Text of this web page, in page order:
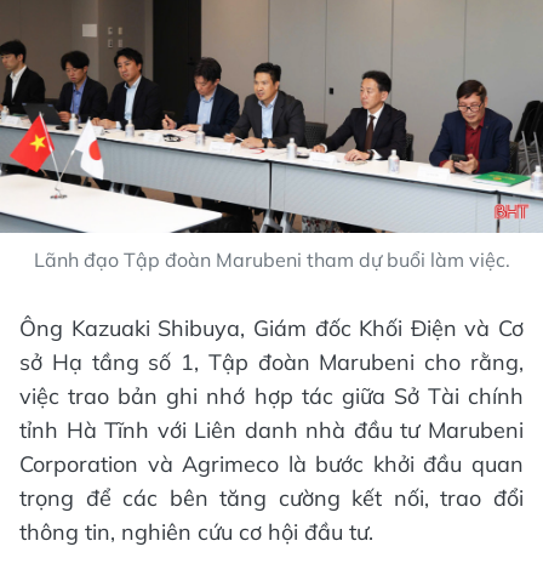
Lãnh đạo Tập đoàn Marubeni tham dự buổi làm việc.
Ông Kazuaki Shibuya, Giám đốc Khối Điện và Cơ
sở Hạ tầng số 1, Tập đoàn Marubeni cho rằng,
việc trao bản ghi nhớ hợp tác giữa Sở Tài chính
tỉnh Hà Tĩnh với Liên danh nhà đầu tư Marubeni
Corporation và Agrimeco là bước khởi đầu quan
trọng để các bên tăng cường kết nối, trao đổi
thông tin, nghiên cứu cơ hội đầu tư.